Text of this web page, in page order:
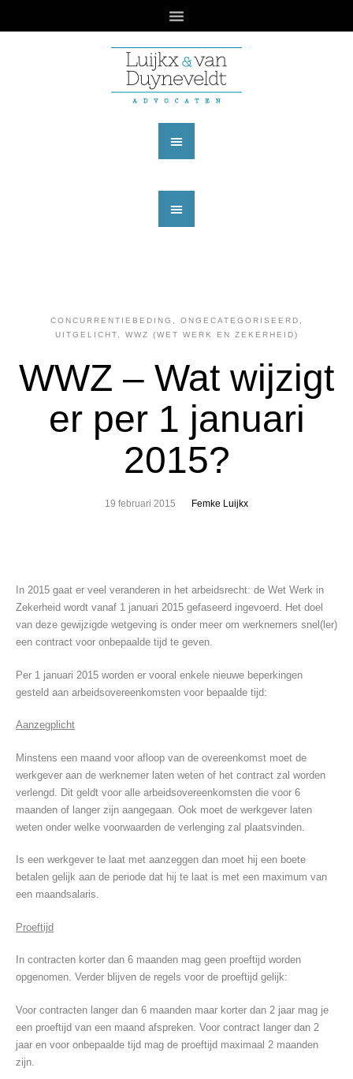
CONCURRENTIEBEDING ONGECATEGORISEERD
UITGELICHT
WWZ (WET WERK EN ZEKERHEID)
WWZ – Wat wijzigt
er per 1 januari
2015?
19 februari 2015 Femke Luijkx
In 2015 gaat er veel veranderen in het arbeidsrecht: de Wet Werk in
Zekerheid wordt vanaf 1 januari 2015 gefaseerd ingevoerd. Het doel
van deze gewijzigde wetgeving is onder meer om werknemers snel(ler)
een contract voor onbepaalde tijd te geven.
Per 1 januari 2015 worden er vooral enkele nieuwe beperkingen
gesteld aan arbeidsovereenkomsten voor bepaalde tijd:
Aanzegplicht
Minstens een maand voor afloop van de overeenkomst moet de
werkgever aan de werknemer laten weten of het contract zal worden
verlengd. Dit geldt voor alle arbeidsovereenkomsten die voor 6
maanden of langer zijn aangegaan. Ook moet de werkgever laten
weten onder welke voorwaarden de verlenging zal plaatsvinden.
Is een werkgever te laat met aanzeggen dan moet hij een boete
betalen gelijk aan de periode dat hij te laat is met een maximum van
een maandsalaris.
Proeftijd
In contracten korter dan 6 maanden mag geen proeftijd worden
opgenomen. Verder blijven de regels voor de proeftijd gelijk:
Voor contracten langer dan 6 maanden maar korter dan 2 jaar mag je
een proeftijd van een maand afspreken. Voor contract langer dan 2
jaar en voor onbepaalde tijd mag de proeftijd maximaal 2 maanden
zijn.